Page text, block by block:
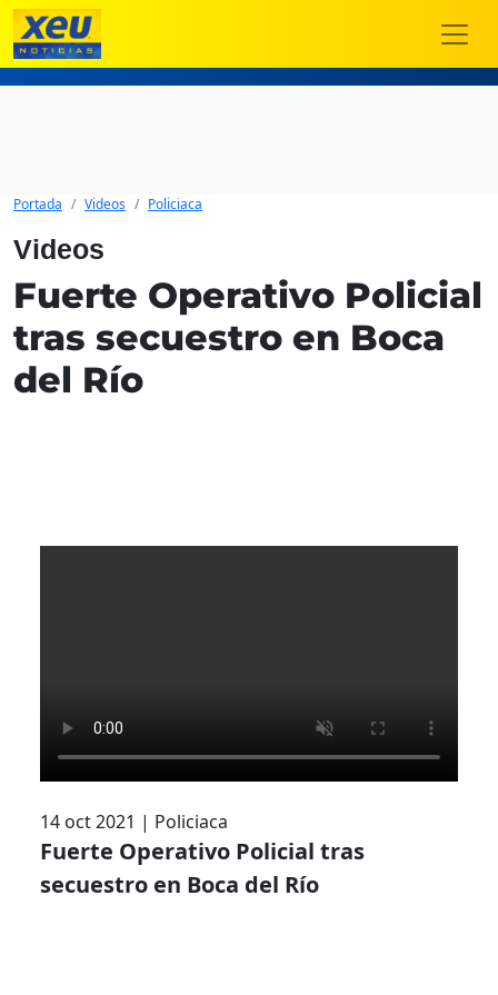
Portada Videos Policiaca
Videos
Fuerte Operativo Policial
tras secuestro en Boca
del Río
14 oct 2021 | Policiaca
Fuerte Operativo Policial tras
secuestro en Boca del Río